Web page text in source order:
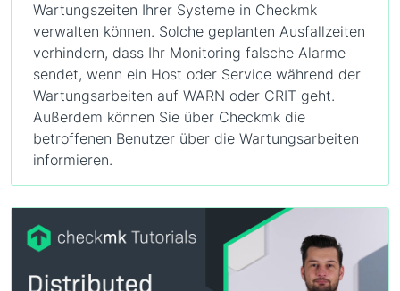
Wartungszeiten Ihrer Systeme in Checkmk
verwalten können. Solche geplanten Ausfallzeiten
verhindern, dass Ihr Monitoring falsche Alarme
sendet, wenn ein Host oder Service während der
Wartungsarbeiten auf WARN oder CRIT geht.
Außerdem können Sie über Checkmk die
betroffenen Benutzer über die Wartungsarbeiten
informieren.